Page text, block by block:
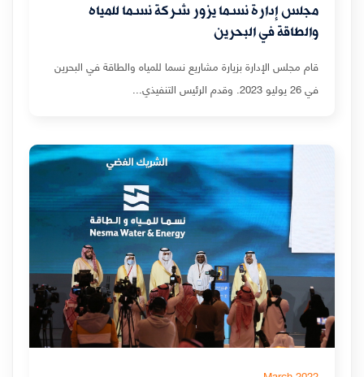
مجلس إدارة نسما يزور شركة نسما للمياه
والطاقة في البحرين
قام مجلس الإدارة بزيارة مشاريع نسما للمياه والطاقة في البحرين
في 26 يوليو 2023. وقدم الرئيس التنفيذي...